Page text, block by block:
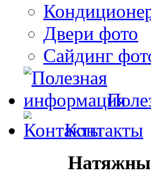
Двери фото
Сайдинг
Контакты